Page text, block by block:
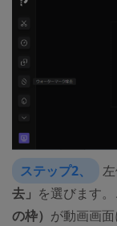
ステップ2、
去」 を選びます
の枠） が動画画